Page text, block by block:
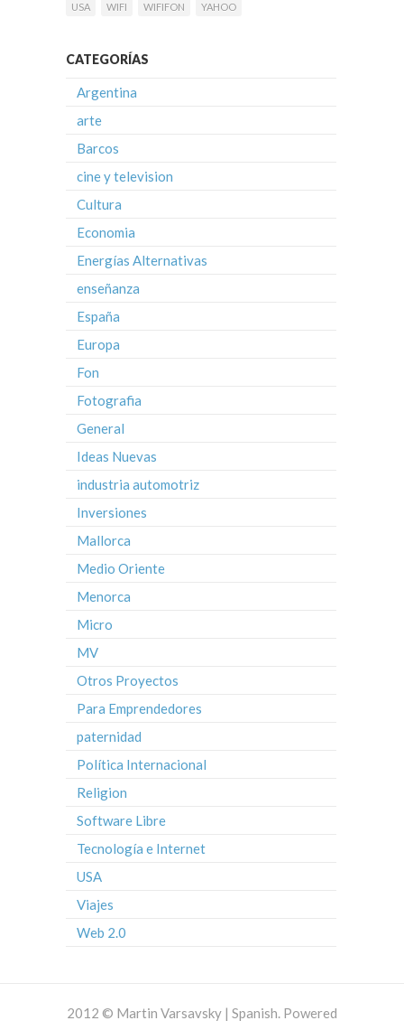
USA
WIFI WIFIFON YAHOO
CATEGORÍAS
Argentina
arte
Barcos
cine y television
Cultura
Economia
Energías Alternativas
enseñanza
España
Europa
Fon
Fotografia
General
Ideas Nuevas
industria automotriz
Inversiones
Mallorca
Medio Oriente
Menorca
Micro
MV
Otros Proyectos
Para Emprendedores
paternidad
Política Internacional
Religion
Software Libre
Tecnología e Internet
USA
Viajes
Web 2.0
2012 © Martin Varsavsky | Spanish. Powered